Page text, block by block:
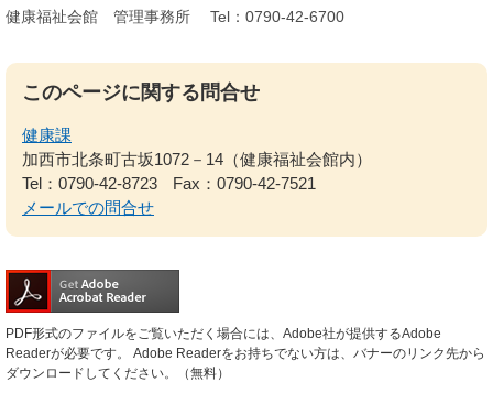
健康福祉会館 管理事務所 Tel：0790‐42‐6700
このページに関する問合せ
健康課
加西市北条町古坂1072－14（健康福祉会館内）
Tel：0790-42-8723
Fax：0790-42-7521
メールでの問合せ
PDF形式のファイルをご覧いただく場合には、Adobe社が提供するAdobe
Readerが必要です。
Adobe Readerをお持ちでない方は、バナーのリンク先から
ダウンロードしてください。（無料）